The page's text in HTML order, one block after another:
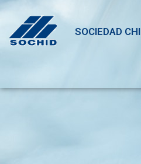
SOCIEDAD